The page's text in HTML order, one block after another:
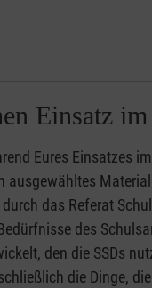
Einsatz
Eures Einsatzes
ausgewähltes
das Referat
des
den die SSDs
die Dinge,